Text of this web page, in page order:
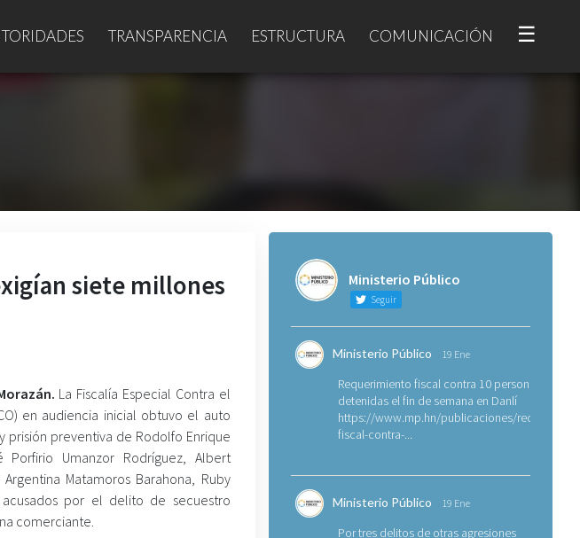
TRANSPARENCIA ESTRUCTURA COMUNICACIÓN ☰
siete millones
La Fiscalía Especial Contra el
en audiencia inicial obtuvo el auto
prisión preventiva de Rodolfo Enrique
Porfirio Umanzor Rodríguez, Albert
Matamoros Barahona, Ruby
acusados por el delito de secuestro
comerciante.
Ministerio Público
Seguir
Ministerio Público 19 Ene
Requerimiento fiscal contra 10 personas
detenidas el fin de semana en Danlí
https://www.mp.hn/publicaciones/
fiscal-contra-...
Ministerio Público 19 Ene
Por tres delitos de otras agresiones